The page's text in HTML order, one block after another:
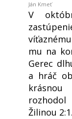
Ján Kmeť
V
mu na
Gerec
a hráč
rozhodol
Žilinou 2:1.